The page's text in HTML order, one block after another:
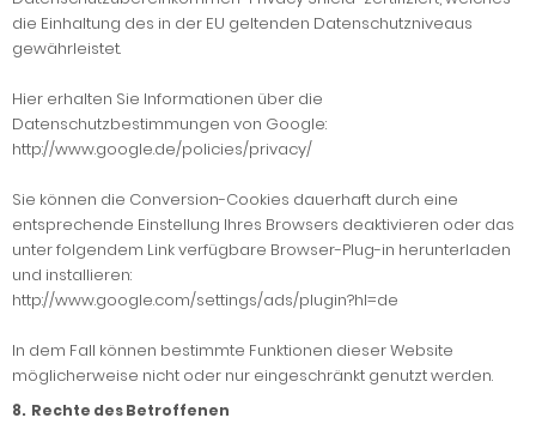
die Einhaltung des in der EU geltenden Datenschutzniveaus
gewährleistet.
Hier erhalten Sie Informationen über die
Datenschutzbestimmungen von Google:
http://www.google.de/policies/privacy/
Sie können die Conversion-Cookies dauerhaft durch eine
entsprechende Einstellung Ihres Browsers deaktivieren oder das
unter folgendem Link verfügbare Browser-Plug-in herunterladen
und installieren:
http://www.google.com/settings/ads/plugin?hl=de
In dem Fall können bestimmte Funktionen dieser Website
möglicherweise nicht oder nur eingeschränkt genutzt werden.
8. Rechte des Betroffenen